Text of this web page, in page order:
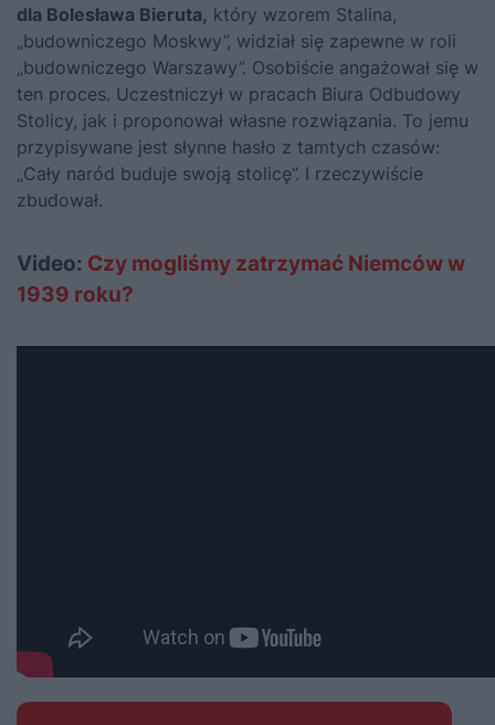
dla Bolesława Bieruta, który wzorem Stalina,
„budowniczego Moskwy”, widział się zapewne w roli
„budowniczego Warszawy”. Osobiście angażował się w
ten proces. Uczestniczył w pracach Biura Odbudowy
Stolicy, jak i proponował własne rozwiązania. To jemu
przypisywane jest słynne hasło z tamtych czasów:
„Cały naród buduje swoją stolicę”. I rzeczywiście
zbudował.
Video: Czy mogliśmy zatrzymać Niemców w
1939 roku?